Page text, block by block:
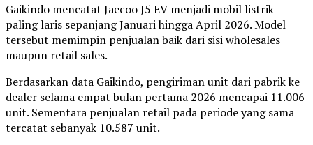
Gaikindo mencatat Jaecoo J5 EV menjadi mobil listrik
paling laris sepanjang Januari hingga April 2026. Model
tersebut memimpin penjualan baik dari sisi wholesales
maupun retail sales.
Berdasarkan data Gaikindo, pengiriman unit dari pabrik ke
dealer selama empat bulan pertama 2026 mencapai 11.006
unit. Sementara penjualan retail pada periode yang sama
tercatat sebanyak 10.587 unit.